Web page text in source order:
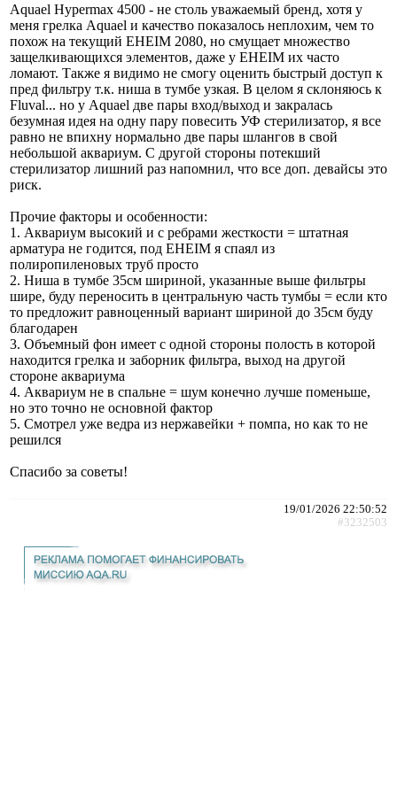
Aquael Hypermax 4500 - не столь уважаемый бренд, хотя у
меня грелка Aquael и качество показалось неплохим, чем то
похож на текущий EHEIM 2080, но смущает множество
защелкивающихся элементов, даже у EHEIM их часто
ломают. Также я видимо не смогу оценить быстрый доступ к
пред фильтру т.к. ниша в тумбе узкая. В целом я склоняюсь к
Fluval... но у Aquael две пары вход/выход и закралась
безумная идея на одну пару повесить УФ стерилизатор, я все
равно не впихну нормально две пары шлангов в свой
небольшой аквариум. С другой стороны потекший
стерилизатор лишний раз напомнил, что все доп. девайсы это
риск.
Прочие факторы и особенности:
1. Аквариум высокий и с ребрами жесткости = штатная
арматура не годится, под EHEIM я спаял из
полиропиленовых труб просто
2. Ниша в тумбе 35см шириной, указанные выше фильтры
шире, буду переносить в центральную часть тумбы = если кто
то предложит равноценный вариант шириной до 35см буду
благодарен
3. Объемный фон имеет с одной стороны полость в которой
находится грелка и заборник фильтра, выход на другой
стороне аквариума
4. Аквариум не в спальне = шум конечно лучше поменьше,
но это точно не основной фактор
5. Смотрел уже ведра из нержавейки + помпа, но как то не
решился
Спасибо за советы!
19/01/2026 22:50:52
#3232503